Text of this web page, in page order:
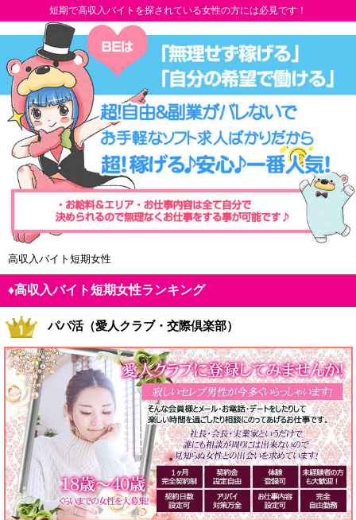
短期で高収入バイトを探されている女性の方には必見です！
高収入バイト短期女性
♦高収入バイト短期女性ランキング
パパ活（愛人クラブ・交際倶楽部）